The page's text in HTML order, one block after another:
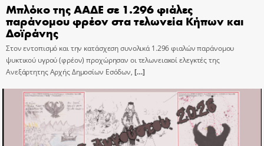
Μπλόκο της ΑΑΔΕ σε 1.296 φιάλες
παράνομου φρέον στα τελωνεία Κήπων και
Δοϊράνης
Στον εντοπισμό και την κατάσχεση συνολικά 1.296 φιαλών παράνομου
ψυκτικού υγρού (φρέον) προχώρησαν οι τελωνειακοί ελεγκτές της
Ανεξάρτητης Αρχής Δημοσίων Εσόδων, […]